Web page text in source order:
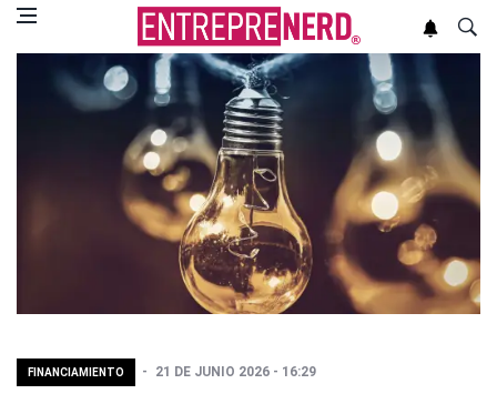
FINANCIAMIENTO 21 DE JUNIO 2026 - 16:29